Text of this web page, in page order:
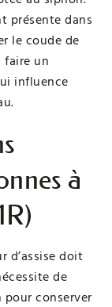
présente dans
le coude de
faire un
influence
à
d’assise doit
de
conserver